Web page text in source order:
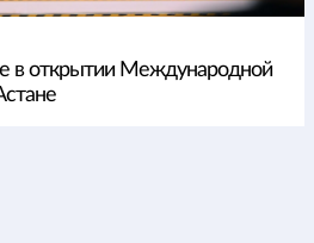
в открытии Международной